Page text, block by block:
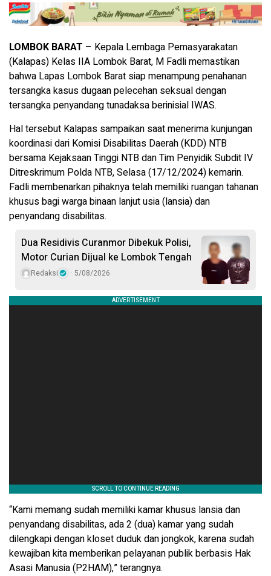
LOMBOK BARAT – Kepala Lembaga Pemasyarakatan
(Kalapas) Kelas IIA Lombok Barat, M Fadli memastikan
bahwa Lapas Lombok Barat siap menampung penahanan
tersangka kasus dugaan pelecehan seksual dengan
tersangka penyandang tunadaksa berinisial IWAS.
Hal tersebut Kalapas sampaikan saat menerima kunjungan
koordinasi dari Komisi Disabilitas Daerah (KDD) NTB
bersama Kejaksaan Tinggi NTB dan Tim Penyidik Subdit IV
Ditreskrimum Polda NTB, Selasa (17/12/2024) kemarin.
Fadli membenarkan pihaknya telah memiliki ruangan tahanan
khusus bagi warga binaan lanjut usia (lansia) dan
penyandang disabilitas.
Dua Residivis Curanmor Dibekuk Polisi,
Motor Curian Dijual ke Lombok Tengah
Redaksi 5/08/2026
“Kami memang sudah memiliki kamar khusus lansia dan
penyandang disabilitas, ada 2 (dua) kamar yang sudah
dilengkapi dengan kloset duduk dan jongkok, karena sudah
kewajiban kita memberikan pelayanan publik berbasis Hak
Asasi Manusia (P2HAM),” terangnya.